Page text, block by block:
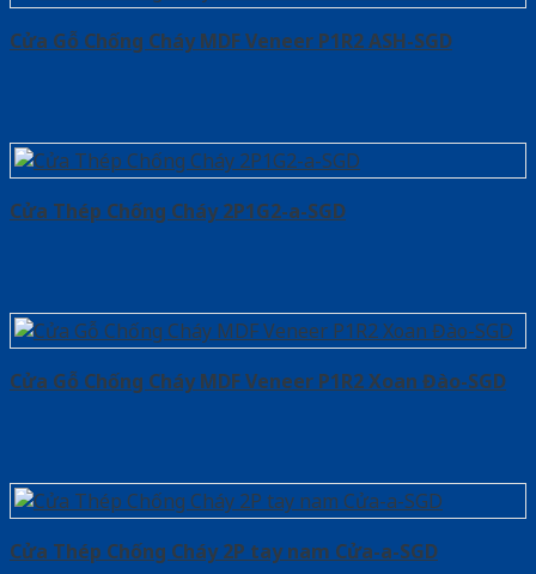
Cửa Gỗ Chống Cháy MDF Veneer P1R2 ASH-SGD
Cửa Thép Chống Cháy 2P1G2-a-SGD
Cửa Gỗ Chống Cháy MDF Veneer P1R2 Xoan Đào-SGD
Cửa Thép Chống Cháy 2P tay nam Cửa-a-SGD